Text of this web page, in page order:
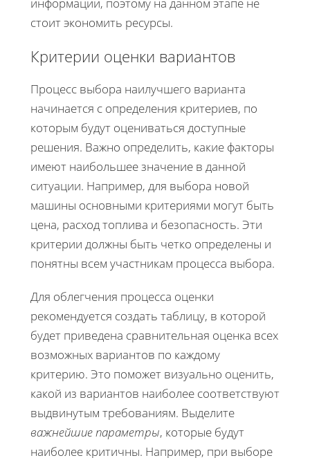
стоит экономить ресурсы.
Критерии оценки вариантов
Процесс выбора наилучшего варианта
начинается с определения критериев, по
которым будут оцениваться доступные
решения. Важно определить, какие факторы
имеют наибольшее значение в данной
ситуации. Например, для выбора новой
машины основными критериями могут быть
цена, расход топлива и безопасность. Эти
критерии должны быть четко определены и
понятны всем участникам процесса выбора.
Для облегчения процесса оценки
рекомендуется создать таблицу, в которой
будет приведена сравнительная оценка всех
возможных вариантов по каждому
критерию. Это поможет визуально оценить,
какой из вариантов наиболее соответствуют
выдвинутым требованиям. Выделите
важнейшие параметры, которые будут
наиболее критичны. Например, при выборе